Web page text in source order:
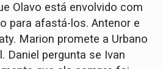
Olavo está envolvido com
para afastá-los. Antenor e
Marion promete a Urbano
Daniel pergunta se Ivan